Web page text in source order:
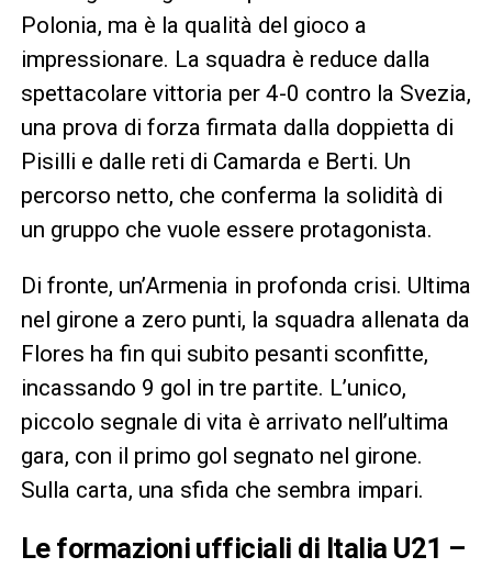
Polonia, ma è la qualità del gioco a
impressionare. La squadra è reduce dalla
spettacolare vittoria per 4-0 contro la Svezia,
una prova di forza firmata dalla doppietta di
Pisilli e dalle reti di Camarda e Berti. Un
percorso netto, che conferma la solidità di
un gruppo che vuole essere protagonista.
Di fronte, un’Armenia in profonda crisi. Ultima
nel girone a zero punti, la squadra allenata da
Flores ha fin qui subito pesanti sconfitte,
incassando 9 gol in tre partite. L’unico,
piccolo segnale di vita è arrivato nell’ultima
gara, con il primo gol segnato nel girone.
Sulla carta, una sfida che sembra impari.
Le formazioni ufficiali di Italia U21 –